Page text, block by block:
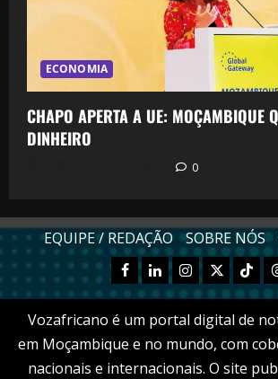
ECONOMIA
CHAPO APERTA A UE: MOÇAMBIQUE
DINHEIRO
0
EQUIPE / REDAÇÃO SOBRE NÓS
Facebook
LinkednInstagram
X
Vozafricano é um portal digital de
em Moçambique e no mundo, com
nacionais e internacionais. O site